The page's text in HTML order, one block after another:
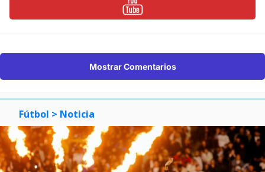
Mostrar Comentarios
Fútbol > Noticia